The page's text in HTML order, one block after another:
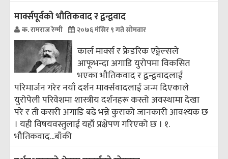
मार्क्सपूर्वको भौतिकवाद र द्वन्द्ववाद
क. रामराज रेग्मी २०७६ मंसिर ९ गते सोमवार
कार्ल मार्क्स र फ्रेडरिक एङ्गेल्सले
आफूभन्दा अगाडि युरोपमा विकसित
भएका भौतिकवाद र द्वन्द्ववादलाई
परिमार्जन गरेर नयाँ दर्शन मार्क्सवादलाई जन्म दिएकाले
युरोपेली परिवेशमा शास्त्रीय दर्शनहरू कस्तो अवस्थामा देखा
परे र ती कसरी अगाडि बढे भन्ने कुराको जानकारी आवश्यक छ
। यही विषयवस्तुलाई यहाँ प्रक्षेपण गरिएको छ । १.
भौतिकवाद...बाँकी